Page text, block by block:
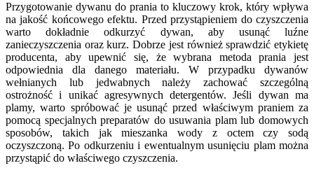
Przygotowanie dywanu do prania to kluczowy krok, który wpływa
na jakość końcowego efektu. Przed przystąpieniem do czyszczenia
warto dokładnie odkurzyć dywan, aby usunąć luźne
zanieczyszczenia oraz kurz. Dobrze jest również sprawdzić etykietę
producenta, aby upewnić się, że wybrana metoda prania jest
odpowiednia dla danego materiału. W przypadku dywanów
wełnianych lub jedwabnych należy zachować szczególną
ostrożność i unikać agresywnych detergentów. Jeśli dywan ma
plamy, warto spróbować je usunąć przed właściwym praniem za
pomocą specjalnych preparatów do usuwania plam lub domowych
sposobów, takich jak mieszanka wody z octem czy sodą
oczyszczoną. Po odkurzeniu i ewentualnym usunięciu plam można
przystąpić do właściwego czyszczenia.